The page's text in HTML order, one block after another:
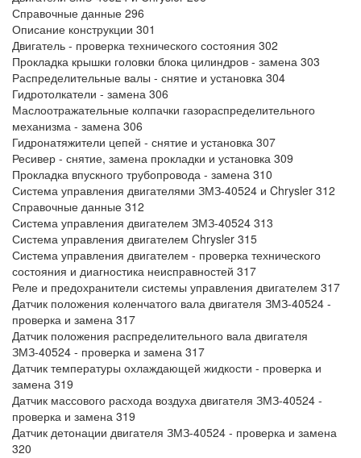
Справочные данные 296
Описание конструкции 301
Двигатель - проверка технического состояния 302
Прокладка крышки головки блока цилиндров - замена 303
Распределительные валы - снятие и установка 304
Гидротолкатели - замена 306
Маслоотражательные колпачки газораспределительного
механизма - замена 306
Гидронатяжители цепей - снятие и установка 307
Ресивер - снятие, замена прокладки и установка 309
Прокладка впускного трубопровода - замена 310
Система управления двигателями ЗМЗ-40524 и Chrysler 312
Справочные данные 312
Система управления двигателем ЗМЗ-40524 313
Система управления двигателем Chrysler 315
Система управления двигателем - проверка технического
состояния и диагностика неисправностей 317
Реле и предохранители системы управления двигателем 317
Датчик положения коленчатого вала двигателя ЗМЗ-40524 -
проверка и замена 317
Датчик положения распределительного вала двигателя
ЗМЗ-40524 - проверка и замена 317
Датчик температуры охлаждающей жидкости - проверка и
замена 319
Датчик массового расхода воздуха двигателя ЗМЗ-40524 -
проверка и замена 319
Датчик детонации двигателя ЗМЗ-40524 - проверка и замена
320